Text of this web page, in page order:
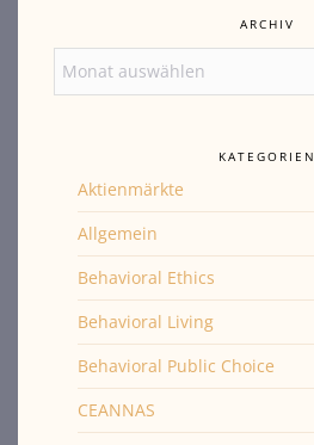
ARCHIV
KATEGORIEN
Aktienmärkte
Allgemein
Behavioral Ethics
Behavioral Living
Behavioral Public Choice
CEANNAS